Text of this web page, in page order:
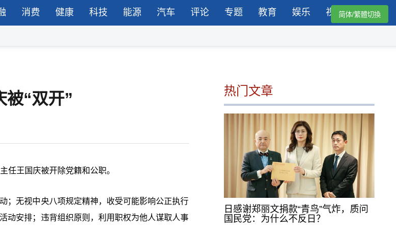
消费 健康 科技 能源 汽车 评论 专题 教育 娱乐 视频简体/繁體切換
被“双开”
任王国庆被开除党籍和公职。
；无视中央八项规定精神，收受可能影响公正执行
动安排；违背组织原则，利用职权为他人谋取人事
热门文章
日感谢郑丽文捐款“青鸟”气炸，质问
国民党：为什么不反日？